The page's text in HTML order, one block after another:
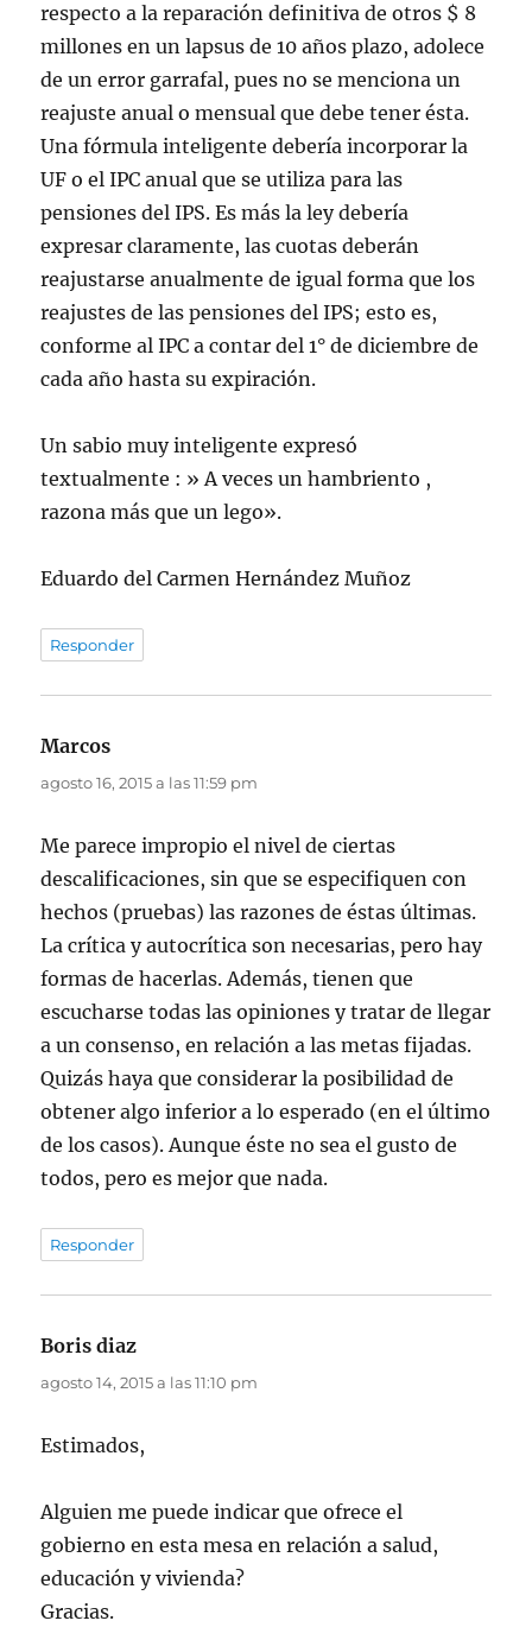
respecto a la reparación definitiva de otros $ 8
millones en un lapsus de 10 años plazo, adolece
de un error garrafal, pues no se menciona un
reajuste anual o mensual que debe tener ésta.
Una fórmula inteligente debería incorporar la
UF o el IPC anual que se utiliza para las
pensiones del IPS. Es más la ley debería
expresar claramente, las cuotas deberán
reajustarse anualmente de igual forma que los
reajustes de las pensiones del IPS; esto es,
conforme al IPC a contar del 1° de diciembre de
cada año hasta su expiración.
Un sabio muy inteligente expresó
textualmente : » A veces un hambriento ,
razona más que un lego».
Eduardo del Carmen Hernández Muñoz
Responder
Marcos
agosto 16, 2015 a las 11:59 pm
Me parece impropio el nivel de ciertas
descalificaciones, sin que se especifiquen con
hechos (pruebas) las razones de éstas últimas.
La crítica y autocrítica son necesarias, pero hay
formas de hacerlas. Además, tienen que
escucharse todas las opiniones y tratar de llegar
a un consenso, en relación a las metas fijadas.
Quizás haya que considerar la posibilidad de
obtener algo inferior a lo esperado (en el último
de los casos). Aunque éste no sea el gusto de
todos, pero es mejor que nada.
Responder
Boris diaz
agosto 14, 2015 a las 11:10 pm
Estimados,
Alguien me puede indicar que ofrece el
gobierno en esta mesa en relación a salud,
educación y vivienda?
Gracias.